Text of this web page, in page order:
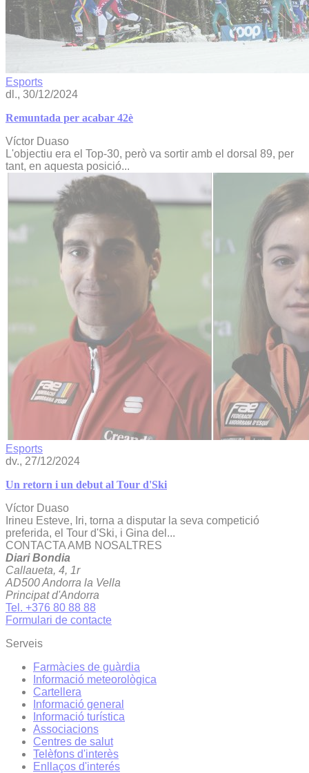
Esports
dl., 30/12/2024
Remuntada per acabar 42è
Víctor Duaso
L'objectiu era el Top-30, però va sortir amb el dorsal 89, per
tant, en aquesta posició...
Esports
dv., 27/12/2024
Un retorn i un debut al Tour d'Ski
Víctor Duaso
Irineu Esteve, Iri, torna a disputar la seva competició
preferida, el Tour d'Ski, i Gina del...
CONTACTA AMB NOSALTRES
Diari Bondia
Callaueta, 4, 1r
AD500 Andorra la Vella
Principat d'Andorra
Tel. +376 80 88 88
Formulari de contacte
Serveis
Farmàcies de guàrdia
Informació meteorològica
Cartellera
Informació general
Informació turística
Associacions
Centres de salut
Telèfons d'interès
Enllaços d'interés